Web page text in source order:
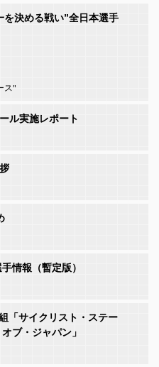
決める戦い”全日本選手
ス"
ル実施レポート
情報（暫定版）
「サイクリスト・ステー
ブ・ジャパン」